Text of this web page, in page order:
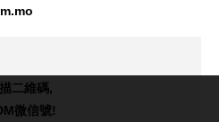
二維碼,
微信號!